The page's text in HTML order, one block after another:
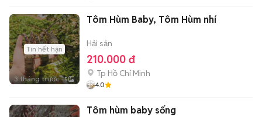
Tin hết hạn
3 tháng trước 5
Tôm Hùm Baby, Tôm Hùm nhí
Hải sản
210.000 đ
Tp Hồ Chí Minh
4.0
Tôm hùm baby sống